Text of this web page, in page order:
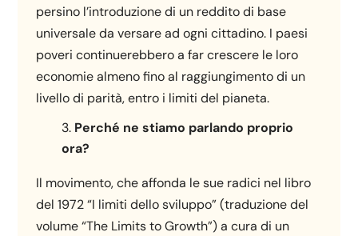
persino l’introduzione di un reddito di base
universale da versare ad ogni cittadino. I paesi
poveri continuerebbero a far crescere le loro
economie almeno fino al raggiungimento di un
livello di parità, entro i limiti del pianeta.
Perché ne stiamo parlando proprio
ora?
Il movimento, che affonda le sue radici nel libro
del 1972 “I limiti dello sviluppo” (traduzione del
volume “The Limits to Growth”) a cura di un